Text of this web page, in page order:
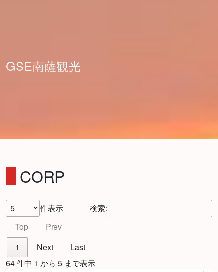
GSE南薩観光
CORP
件表示
検索:
Top
Prev
1
Next
Last
64 件中 1 から 5 まで表示